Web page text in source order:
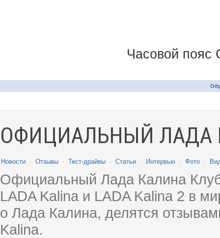
Часовой пояс
ОФИЦИАЛЬНЫЙ ЛАДА
Новости · Отзывы · Тест-драйвы · Статьи · Интервью · Фото ·
Официальный Лада Калина
LADA Kalina и LADA Kalina 2 в
о Лада Калина, делятся
Kalina.